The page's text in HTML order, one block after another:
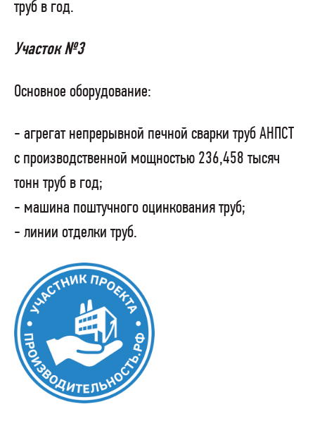
труб в год.
Участок №3
Основное оборудование:
- агрегат непрерывной печной сварки труб АНПСТ
с производственной мощностью 236,458 тысяч
тонн труб в год;
- машина поштучного оцинкования труб;
- линии отделки труб.